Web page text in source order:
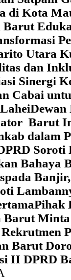
di Kota
Utara
dan
Sinergi
Cabai
Barut
dalam
Soroti
Bahaya
Pihak
Barut
Barut
II DPRD